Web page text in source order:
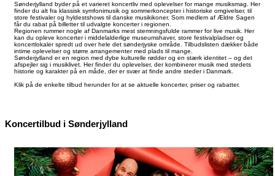
Sønderjylland byder på et varieret koncertliv med oplevelser for mange musiksmag. Her
finder du alt fra klassisk symfonimusik og sommerkoncepter i historiske omgivelser, til
store festivaler og hyldestshows til danske musikikoner. Som medlem af Ældre Sagen
får du rabat på billetter til udvalgte koncerter i regionen.
Regionen rummer nogle af Danmarks mest stemningsfulde rammer for live musik. Her
kan du opleve koncerter i middelalderlige museumshaver, store festivalpladser og
koncertlokaler spredt ud over hele det sønderjyske område. Tilbudslisten dækker både
intime oplevelser og større arrangementer med plads til mange.
Sønderjylland er en region med dybe kulturelle rødder og en stærk identitet – og det
afspejler sig i musiklivet. Her finder du oplevelser, der kombinerer musik med stedets
historie og karakter på en måde, der er svær at finde andre steder i Danmark.
Klik på de enkelte tilbud herunder for at se aktuelle koncerter, priser og rabatter.
Koncertilbud i Sønderjylland